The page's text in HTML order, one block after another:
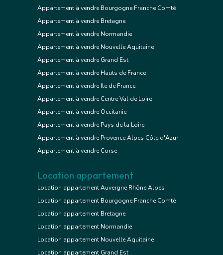
Appartement à vendre Bourgogne Franche Comté
Appartement à vendre Bretagne
Appartement à vendre Normandie
Appartement à vendre Nouvelle Aquitaine
Appartement à vendre Grand Est
Appartement à vendre Hauts de France
Appartement à vendre Ile de France
Appartement à vendre Centre Val de Loire
Appartement à vendre Occitanie
Appartement à vendre Pays de la Loire
Appartement à vendre Provence Alpes Côte d'Azur
Appartement à vendre Corse
Location appartement
Location appartement Auvergne Rhône Alpes
Location appartement Bourgogne Franche Comté
Location appartement Bretagne
Location appartement Normandie
Location appartement Nouvelle Aquitaine
Location appartement Grand Est